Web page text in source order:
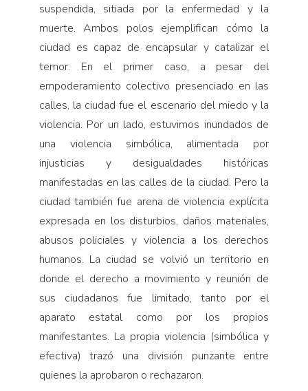
suspendida, sitiada por la enfermedad y la
muerte. Ambos polos ejemplifican cómo la
ciudad es capaz de encapsular y catalizar el
temor. En el primer caso, a pesar del
empoderamiento colectivo presenciado en las
calles, la ciudad fue el escenario del miedo y la
violencia. Por un lado, estuvimos inundados de
una violencia simbólica, alimentada por
injusticias y desigualdades históricas
manifestadas en las calles de la ciudad. Pero la
ciudad también fue arena de violencia explícita
expresada en los disturbios, daños materiales,
abusos policiales y violencia a los derechos
humanos. La ciudad se volvió un territorio en
donde el derecho a movimiento y reunión de
sus ciudadanos fue limitado, tanto por el
aparato estatal como por los propios
manifestantes. La propia violencia (simbólica y
efectiva) trazó una división punzante entre
quienes la aprobaron o rechazaron.